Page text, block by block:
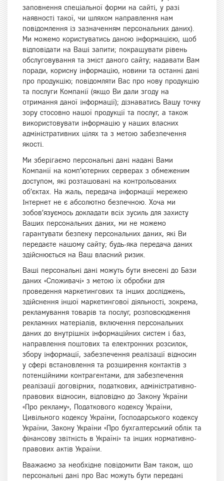
заповнення спеціальної форми на сайті, у разі
наявності такої, чи шляхом направлення нам
повідомлення із зазначенням персональних даних).
Ми можемо користуватись даною інформацією, щоб
відповідати на Ваші запити; покращувати рівень
обслуговування та зміст даного сайту; надавати Вам
поради, корисну інформацію, новини та останні дані
про продукцію; повідомляти Вас про нову продукцію
та послуги Компанії (якщо Ви дали згоду на
отримання даної інформації); дізнаватись Вашу точку
зору стосовно нашої продукції та послуг, а також
використовувати інформацію у наших власних
адміністративних цілях та з метою забезпечення
якості.
Ми зберігаємо персональні дані надані Вами
Компанії на комп’ютерних серверах з обмеженим
доступом, які розташовані на контрольованих
об’єктах. На жаль, передача інформації мережею
Інтернет не є абсолютно безпечною. Хоча ми
зобов’язуємось докладати всіх зусиль для захисту
Ваших персональних даних, ми не можемо
гарантувати безпеку персональних даних, які Ви
передаєте нашому сайту; будь-яка передача даних
здійснюється на Ваш власний ризик.
Ваші персональні дані можуть бути внесені до Бази
даних «Споживачі» з метою їх обробки для
проведення маркетингових та інших досліджень,
здійснення іншої маркетингової діяльності, зокрема,
рекламування товарів та послуг, розповсюдження
рекламних матеріалів, включення персональних
даних до внутрішніх інформаційних систем і баз,
направлення поштових та електронних розсилок,
збору інформації, забезпечення реалізації відносин
у сфері встановлення та розширення контактів з
потенційними контрагентами, для забезпечення
реалізації договірних, податкових, адміністративно-
правових відносин, відповідно до Закону України
«Про рекламу», Податкового кодексу України,
Цивільного кодексу України, Господарського кодексу
України, Закону України «Про бухгалтерський облік та
фінансову звітність в Україні» та інших нормативно-
правових актів України.
Вважаємо за необхідне повідомити Вам також, що
персональні дані про Вас можуть бути передані